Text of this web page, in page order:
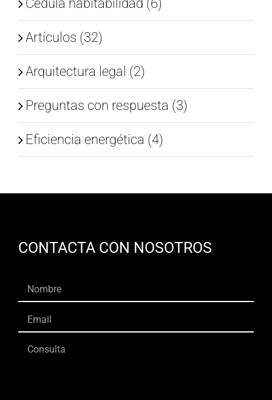
Cedula habitabilidad (6)
Artículos (32)
Arquitectura legal (2)
Preguntas con respuesta (3)
Eficiencia energética (4)
CONTACTA CON NOSOTROS